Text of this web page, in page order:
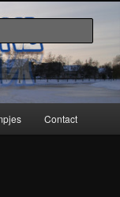
Contact